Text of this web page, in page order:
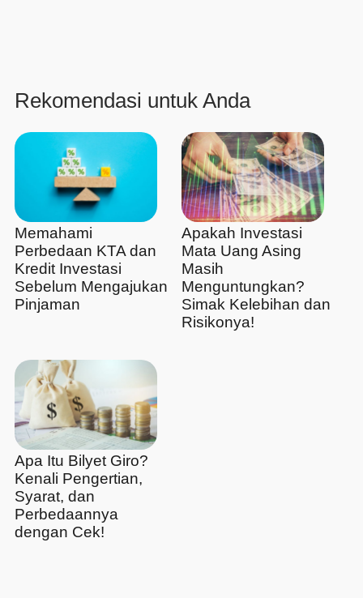
Rekomendasi untuk Anda
Memahami
Perbedaan KTA dan
Kredit Investasi
Sebelum Mengajukan
Pinjaman
Apakah Investasi
Mata Uang Asing
Masih
Menguntungkan?
Simak Kelebihan dan
Risikonya!
Apa Itu Bilyet Giro?
Kenali Pengertian,
Syarat, dan
Perbedaannya
dengan Cek!